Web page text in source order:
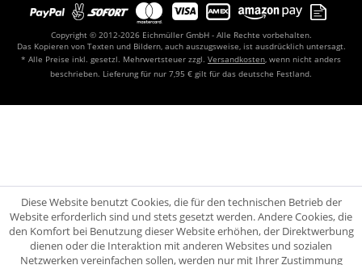
Copyright © 2012-2026 Eichmüller GmbH - Alle Rechte vorbehalten.
Das Kopieren von Texten und Bildern, auch auszugsweise, ist ausdrücklich untersagt.
* Alle Preise inkl. gesetzl. Mehrwertsteuer zzgl. Versandkosten , wenn nicht anders
beschrieben. Lieferung für nur 7,95 € gilt für das deutsche Festland.
Diese Website benutzt Cookies, die für den technischen Betrieb der
Website erforderlich sind und stets gesetzt werden. Andere Cookies, die
den Komfort bei Benutzung dieser Website erhöhen, der Direktwerbung
dienen oder die Interaktion mit anderen Websites und sozialen
Netzwerken vereinfachen sollen, werden nur mit Ihrer Zustimmung